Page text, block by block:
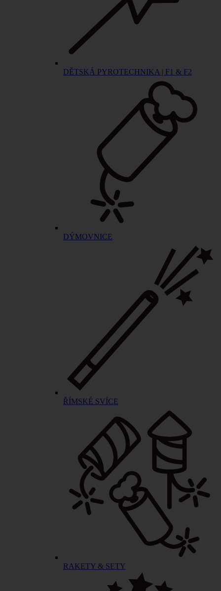
DĚTSKÁ PYROTECHNIKA | F1 & F2
DÝMOVNICE
ŘÍMSKÉ SVÍCE
RAKETY & SETY